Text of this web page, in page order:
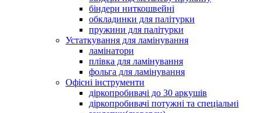
біндери ниткошвейні
обкладинки для палітурки
пружини для палітурки
Устаткування для ламінування
ламінатори
плівка для ламінування
фольга для ламінування
Офісні інструменти
діркопробивачі до 30 аркушів
діркопробивачі потужні та спеціальні